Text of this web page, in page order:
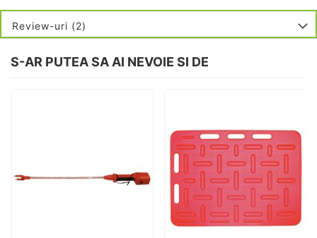
Review-uri 2
S-AR PUTEA SA AI NEVOIE SI DE